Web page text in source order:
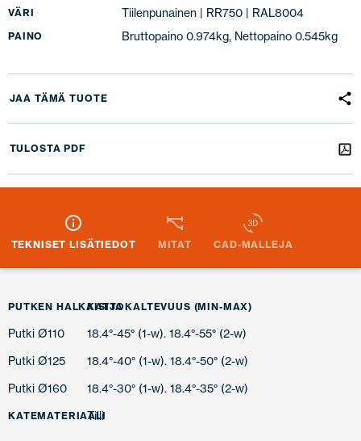
VÄRI Tiilenpunainen | RR750 | RAL8004
PAINO Bruttopaino 0.974kg, Nettopaino 0.545kg
JAA TÄMÄ TUOTE
TULOSTA PDF
TEKNISET LISÄTIEDOT MITAT CAD-MALLEJA
PUTKEN HALKAISIJAKATTOKALTEVUUS (MIN-MAX)
Putki Ø110
18.4°-45° (1-w). 18.4°-55° (2-w)
Putki Ø125
18.4°-40° (1-w). 18.4°-50° (2-w)
Putki Ø160
18.4°-30° (1-w). 18.4°-35° (2-w)
KATEMATERIAALI
Tiili